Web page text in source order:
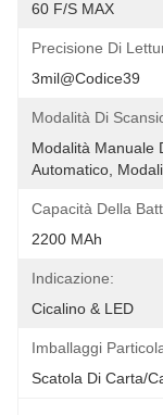
60 F/S MAX
Precisione Di
3mil@codice39
Modalità Di
Modalità Manuale
Automatico,
Capacità Della
2200 MAh
Indicazione:
Cicalino & LED
Imballaggi
Scatola Di Carta/